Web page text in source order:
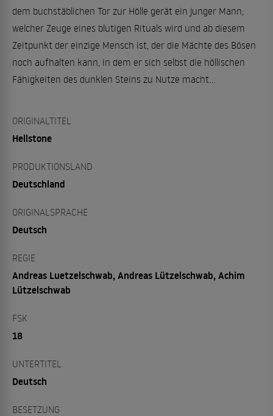
dem buchstäblichen Tor zur Hölle gerät ein junger Mann,
welcher Zeuge eines blutigen Rituals wird und ab diesem
Zeitpunkt der einzige Mensch ist, der die Mächte des Bösen
noch aufhalten kann, in dem er sich selbst die höllischen
Fähigkeiten des dunklen Steins zu Nutze macht…
ORIGINALTITEL
Hellstone
PRODUKTIONSLAND
Deutschland
ORIGINALSPRACHE
Deutsch
REGIE
Andreas Luetzelschwab, Andreas Lützelschwab, Achim
Lützelschwab
FSK
18
UNTERTITEL
Deutsch
BESETZUNG